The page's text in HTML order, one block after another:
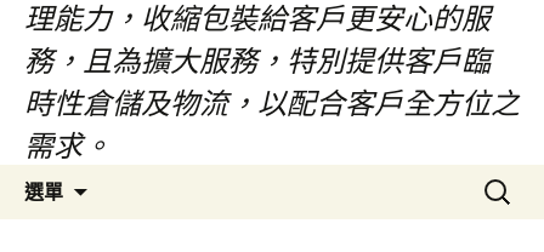
理能力，收縮包裝給客戶更安心的服
務，且為擴大服務，特別提供客戶臨
時性倉儲及物流，以配合客戶全方位之
需求。
選單
搜
尋